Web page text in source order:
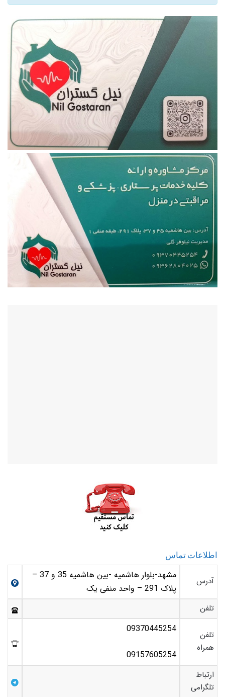
اطلاعات تماس
آدرس
مشهد-بلوار هاشمیه -بین هاشمیه 35 و 37 –
پلاک 291 – واحد منفی یک
تلفن
تلفن
همراه
09370445254
09157605254
ارتباط
تلگرامی